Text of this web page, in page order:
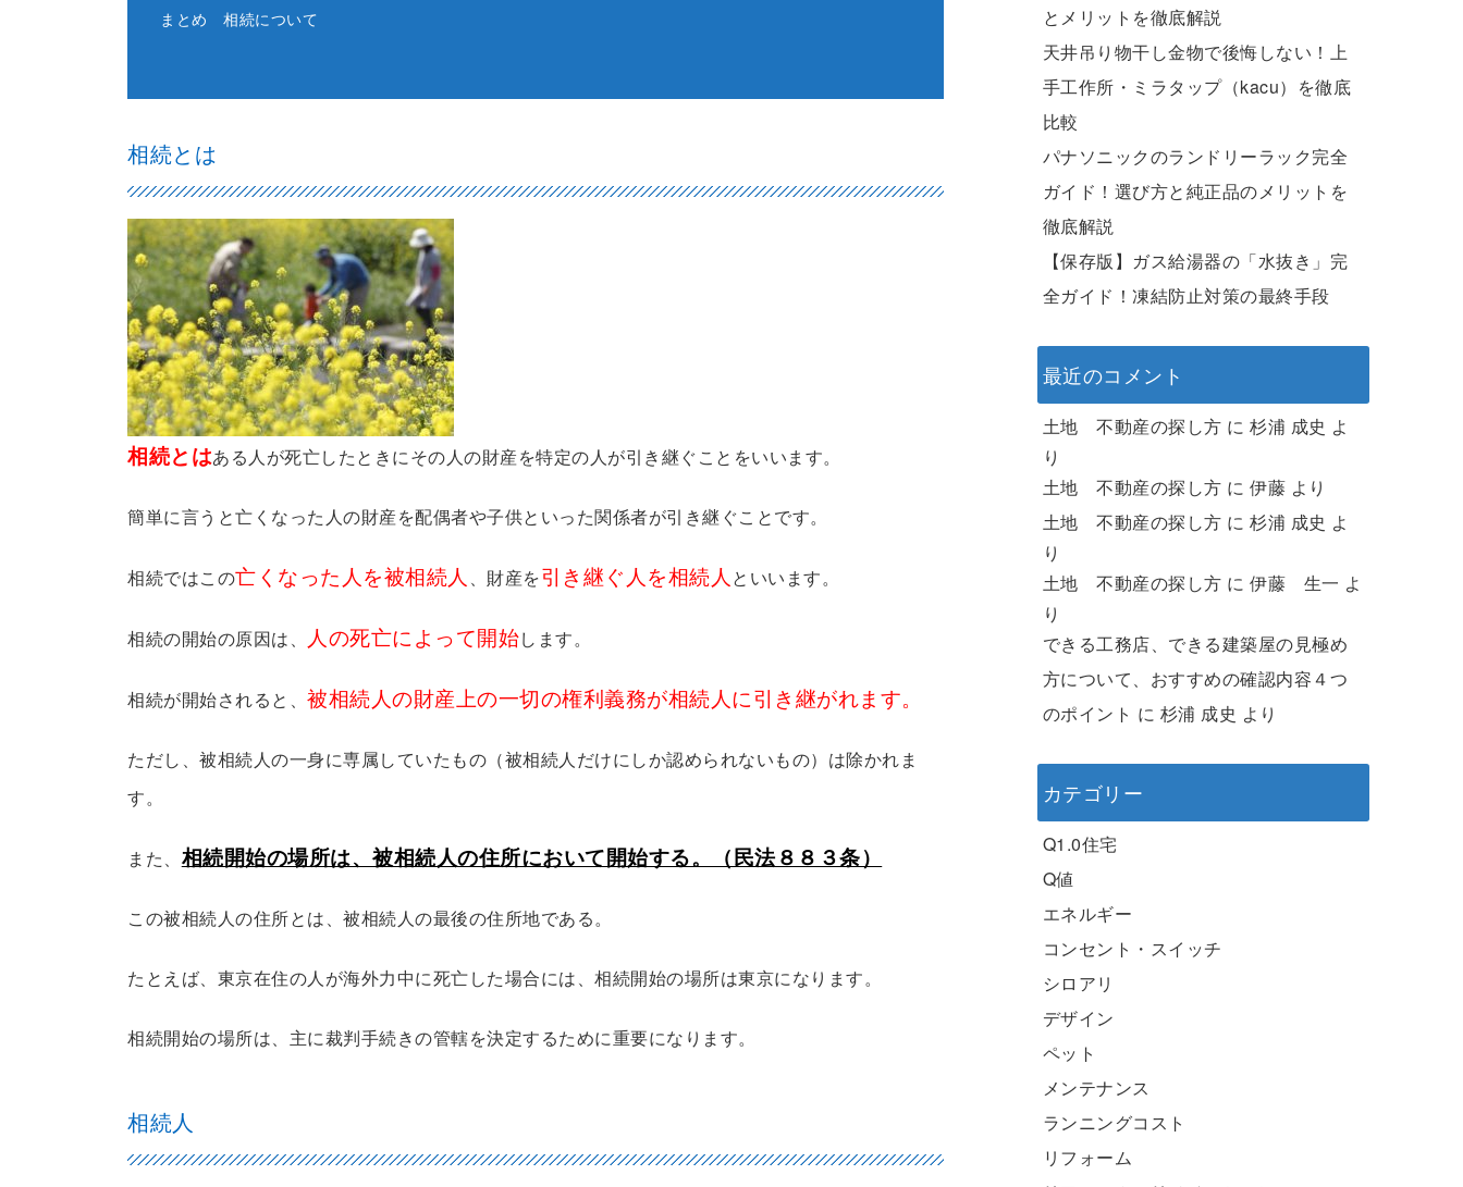
まとめ 相続について
相続とは
相続とはある人が死亡したときにその人の財産を特定の人が引き継ぐことをいいます。
簡単に言うと亡くなった人の財産を配偶者や子供といった関係者が引き継ぐことです。
相続ではこの亡くなった人を被相続人 、財産を引き継ぐ人を相続人 といいます。
相続の開始の原因は、 人の死亡によって開始します。
相続が開始されると、被相続人の財産上の一切の権利義務が相続人に引き継がれます。
ただし、被相続人の一身に専属していたもの（被相続人だけにしか認められないもの）は除かれま
す。
また、 相続開始の場所は、被相続人の住所において開始する。（民法８８３条）
この被相続人の住所とは、被相続人の最後の住所地である。
たとえば、東京在住の人が海外力中に死亡した場合には、相続開始の場所は東京になります。
相続開始の場所は、主に裁判手続きの管轄を決定するために重要になります。
相続人
とメリットを徹底解説
天井吊り物干し金物で後悔しない！上
手工作所・ミラタップ（kacu）を徹底
比較
パナソニックのランドリーラック完全
ガイド！選び方と純正品のメリットを
徹底解説
【保存版】ガス給湯器の「水抜き」完
全ガイド！凍結防止対策の最終手段
最近のコメント
土地 不動産の探し方 に 杉浦 成史 よ
り
土地 不動産の探し方 に 伊藤 より
土地 不動産の探し方 に 杉浦 成史 よ
り
土地 不動産の探し方 に 伊藤 生一 よ
り
できる工務店、できる建築屋の見極め
方について、おすすめの確認内容４つ
のポイント に 杉浦 成史 より
カテゴリー
Q1.0住宅
Q値
エネルギー
コンセント・スイッチ
シロアリ
デザイン
ペット
メンテナンス
ランニングコスト
リフォーム